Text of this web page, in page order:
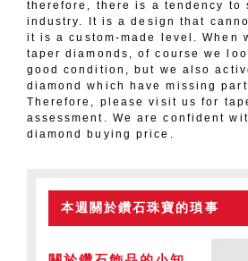
therefore, there is a tendency to
industry. It is a design that
it is a custom-made level. When
taper diamonds, of course we
good condition, but we also
diamond which have missing
Therefore, please visit us for
assessment. We are confident
diamond buying price.
本週關於鑽石珠寶的瑣事